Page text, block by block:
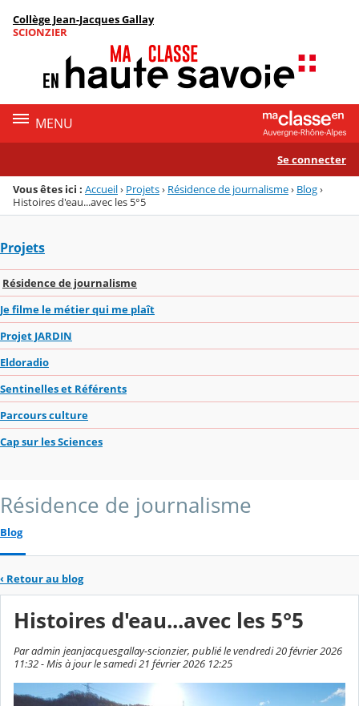
Menu de la rubrique
Contenu
Collège Jean-Jacques Gallay
SCIONZIER
MENU
Se connecter
Vous êtes ici : Accueil› Projets› Résidence de journalisme› Blog›
Histoires d'eau...avec les 5°5
Projets
Résidence de journalisme
Je filme le métier qui me plaît
Projet JARDIN
Eldoradio
Sentinelles et Référents
Parcours culture
Cap sur les Sciences
Résidence de journalisme
Blog
‹ Retour au blog
Histoires d'eau...avec les 5°5
Par admin jeanjacquesgallay-scionzier, publié le vendredi 20 février 2026
11:32 - Mis à jour le samedi 21 février 2026 12:25